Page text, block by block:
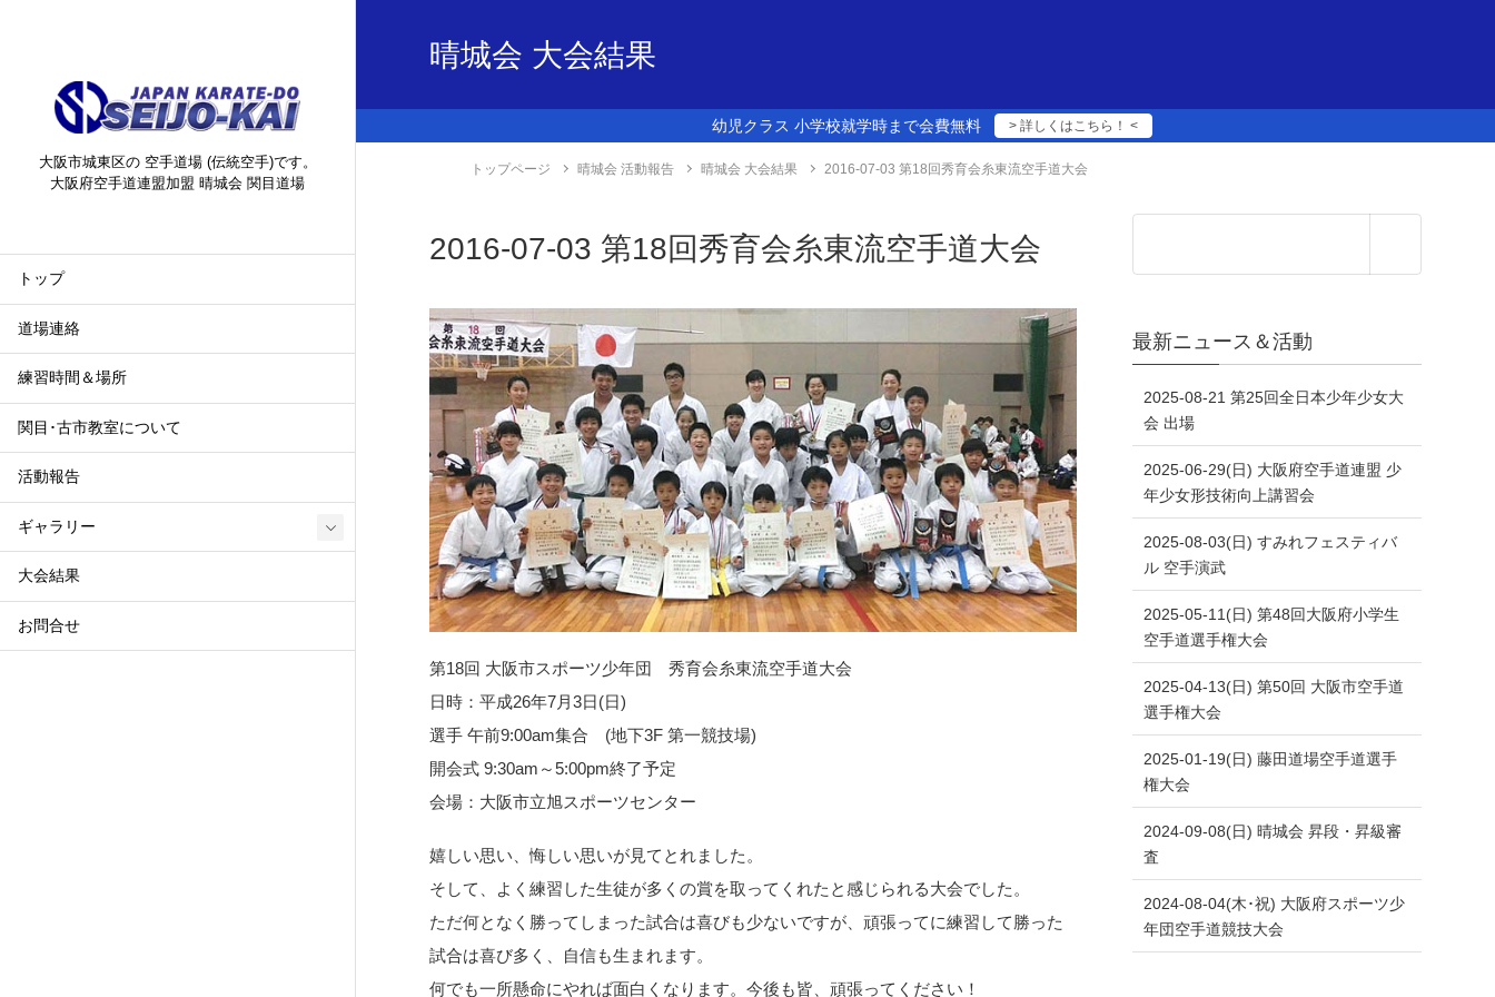
大阪市城東区の 空手道場 (伝統空手)です。
大阪府空手道連盟加盟 晴城会 関目道場
トップ
道場連絡
練習時間＆場所
関目･古市教室について
活動報告
ギャラリー
大会結果
お問合せ
晴城会 大会結果
幼児クラス 小学校就学時まで会費無料 > 詳しくはこちら！ <
トップページ 晴城会 活動報告 晴城会 大会結果 2016-07-03 第18回秀育会糸東流空手道大会
2016-07-03 第18回秀育会糸東流空手道大会
第18回 大阪市スポーツ少年団 秀育会糸東流空手道大会
日時：平成26年7月3日(日)
選手 午前9:00am集合 (地下3F 第一競技場)
開会式 9:30am～5:00pm終了予定
会場：大阪市立旭スポーツセンター
嬉しい思い、悔しい思いが見てとれました。
そして、よく練習した生徒が多くの賞を取ってくれたと感じられる大会でした。
ただ何となく勝ってしまった試合は喜びも少ないですが、頑張ってに練習して勝った
試合は喜び多く、自信も生まれます。
何でも一所懸命にやれば面白くなります。今後も皆、頑張ってください！
最新ニュース＆活動
2025-08-21 第25回全日本少年少女大
会 出場
2025-06-29(日) 大阪府空手道連盟 少
年少女形技術向上講習会
2025-08-03(日) すみれフェスティバ
ル 空手演武
2025-05-11(日) 第48回大阪府小学生
空手道選手権大会
2025-04-13(日) 第50回 大阪市空手道
選手権大会
2025-01-19(日) 藤田道場空手道選手
権大会
2024-09-08(日) 晴城会 昇段・昇級審
査
2024-08-04(木･祝) 大阪府スポーツ少
年団空手道競技大会